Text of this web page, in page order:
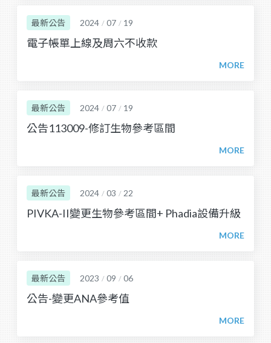
最新公告 2024 / 07 / 19
電子帳單上線及周六不收款
最新公告 2024 / 07 / 19
公告113009-修訂生物參考區間
最新公告 2024 / 03 / 22
PIVKA-II變更生物參考區間+ Phadia設備升級
最新公告 2023 / 09 / 06
公告-變更ANA參考值